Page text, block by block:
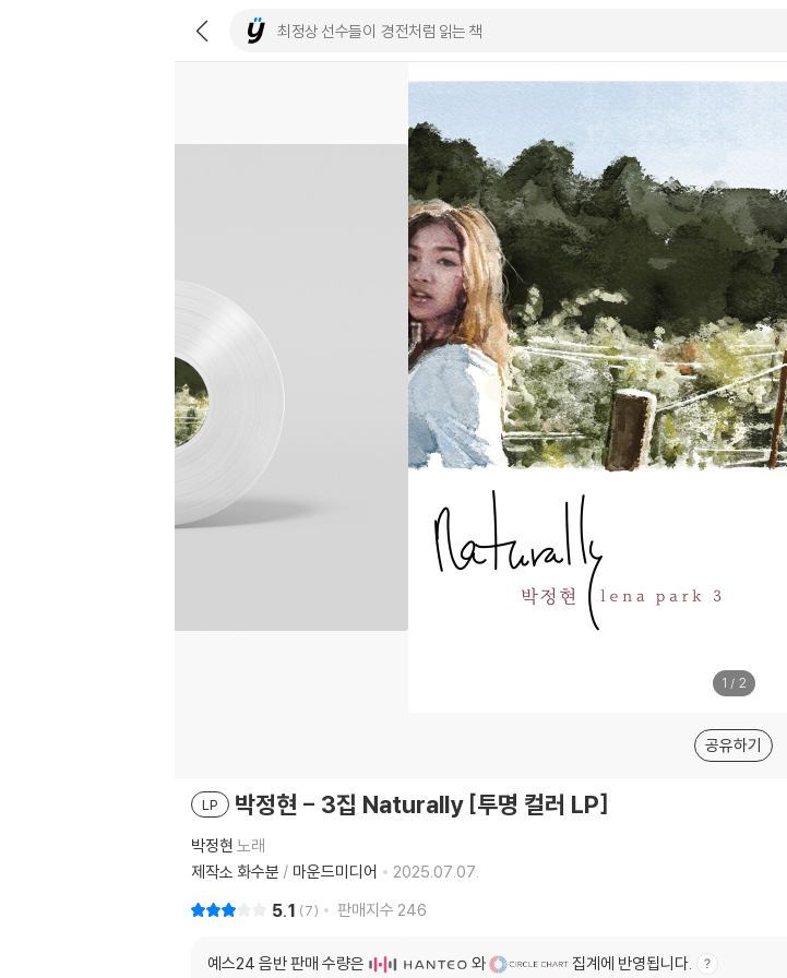
1 / 2
공유하기
LP 박정현 - 3집 Naturally [투명 컬러 LP]
박정현 노래
제작소 화수분 / 마운드미디어 2025.07.07.
5.1 7 판매지수 246
예스24 음반 판매 수량은 와 집계에 반영됩니다.